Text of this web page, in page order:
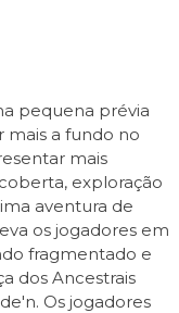
pequena prévia
a fundo no
mais
exploração
aventura de
os jogadores em
fragmentado e
dos Ancestrais
Os jogadores